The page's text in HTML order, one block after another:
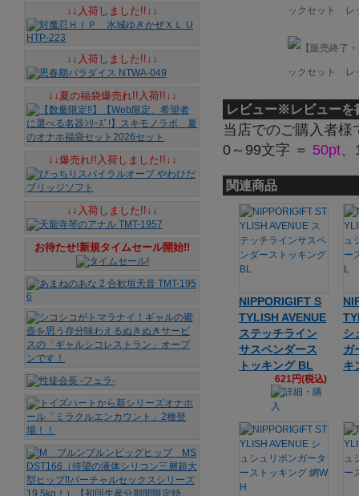
レビュー※レビューを
当店でのご購入者
0～99文字 ＝ 50pt
関連商品
NIPPORIGIFT S
TYLISH AVENUE
ステッチライン
サスペンダース
トッキング BL
621円(税込)
シ
ガ
キ
↓↓入荷しました!!↓↓
↓↓入荷しました!!↓↓
↓↓夏の福袋爆売れ!!入荷!!↓↓
↓↓爆売れ!!入荷しました!!↓↓
↓↓入荷しました!!↓↓
お待たせ!新規タイムセール開始!!